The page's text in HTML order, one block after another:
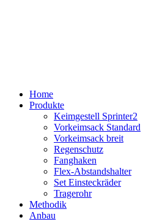
Home
Produkte
Keimgestell Sprinter2
Vorkeimsack Standard
Vorkeimsack breit
Regenschutz
Fanghaken
Flex-Abstandshalter
Set Einsteckräder
Tragerohr
Methodik
Anbau